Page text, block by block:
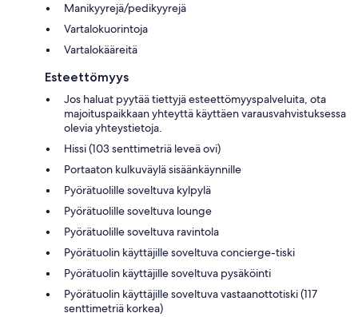
Manikyyrejä/pedikyyrejä
Vartalokuorintoja
Vartalokääreitä
Esteettömyys
Jos haluat pyytää tiettyjä esteettömyyspalveluita, ota
majoituspaikkaan yhteyttä käyttäen varausvahvistuksessa
olevia yhteystietoja.
Hissi (103 senttimetriä leveä ovi)
Portaaton kulkuväylä sisäänkäynnille
Pyörätuolille soveltuva kylpylä
Pyörätuolille soveltuva lounge
Pyörätuolille soveltuva ravintola
Pyörätuolin käyttäjille soveltuva concierge-tiski
Pyörätuolin käyttäjille soveltuva pysäköinti
Pyörätuolin käyttäjille soveltuva vastaanottotiski (117
senttimetriä korkea)